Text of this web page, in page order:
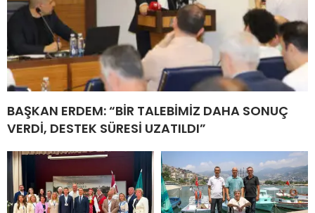
BAŞKAN ERDEM: “BİR TALEBİMİZ DAHA SONUÇ
VERDİ, DESTEK SÜRESİ UZATILDI”